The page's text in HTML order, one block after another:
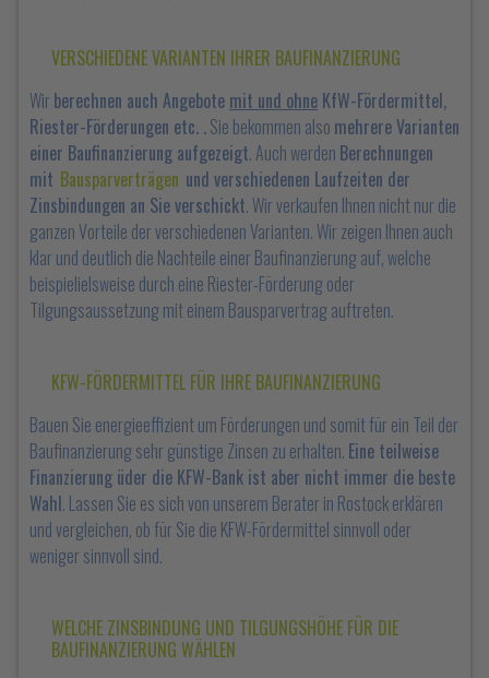
VERSCHIEDENE VARIANTEN IHRER BAUFINANZIERUNG
Wir berechnen auch Angebote mit und ohne KfW-Fördermittel,
Riester-Förderungen etc. .Sie bekommen also mehrere Varianten
einer Baufinanzierung aufgezeigt. Auch werden Berechnungen
mit Bausparverträgen und verschiedenen Laufzeiten der
Zinsbindungen an Sie verschickt. Wir verkaufen Ihnen nicht nur die
ganzen Vorteile der verschiedenen Varianten. Wir zeigen Ihnen auch
klar und deutlich die Nachteile einer Baufinanzierung auf, welche
beispielielsweise durch eine Riester-Förderung oder
Tilgungsaussetzung mit einem Bausparvertrag auftreten.
KFW-FÖRDERMITTEL FÜR IHRE BAUFINANZIERUNG
Bauen Sie energieeffizient um Förderungen und somit für ein Teil der
Baufinanzierung sehr günstige Zinsen zu erhalten. Eine teilweise
Finanzierung üder die KFW-Bank ist aber nicht immer die beste
Wahl. Lassen Sie es sich von unserem Berater in Rostock erklären
und vergleichen, ob für Sie die KFW-Fördermittel sinnvoll oder
weniger sinnvoll sind.
WELCHE ZINSBINDUNG UND TILGUNGSHÖHE FÜR DIE
BAUFINANZIERUNG WÄHLEN